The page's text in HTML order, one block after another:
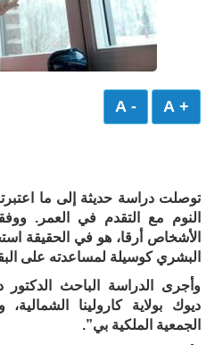
+ A
- A
توصلت دراسة حديثة إلى ما
النوم مع التقدم في العمر.
الأشخاص أرقا، هو في الحقيقة
البشري كوسيلة لمساعدته على
وأجرى الدراسة الباحث
ديوك بولاية كارولينا
الجمعية الملكية بي”.